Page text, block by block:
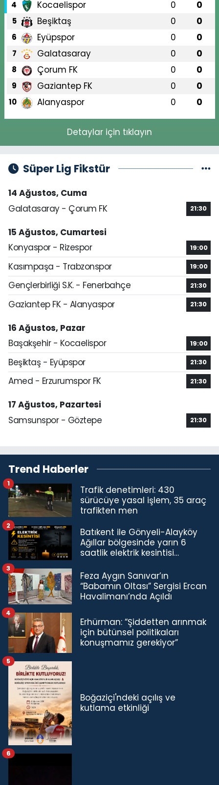
4 Kocaelispor 0 0
5 Beşiktaş 0 0
6 Eyüpspor 0 0
7 Galatasaray 0 0
8 Çorum FK 0 0
9 Gaziantep FK 0 0
10 Alanyaspor 0 0
Detaylar için tıklayın
Süper Lig Fikstür
14 Ağustos, Cuma
Galatasaray - Çorum FK
21:30
15 Ağustos, Cumartesi
Konyaspor - Rizespor
19:00
Kasımpaşa - Trabzonspor 19:00
Gençlerbirliği S.K. - Fenerbahçe 21:30
Gaziantep FK - Alanyaspor 21:30
16 Ağustos, Pazar
Başakşehir - Kocaelispor
19:00
Beşiktaş - Eyüpspor 21:30
Amed - Erzurumspor FK 21:30
17 Ağustos, Pazartesi
Samsunspor - Göztepe
21:30
Trend Haberler
Trafik denetimleri: 430
sürücüye yasal işlem, 35 araç
trafikten men
1
Batıkent ile Gönyeli-Alayköy
Ağıllar bölgesinde yarın 6
saatlik elektrik kesintisi…
2
Feza Aygın Sanıvar’ın
“Babamın Oltası” Sergisi Ercan
Havalimanı’nda Açıldı
3
Erhürman: “Şiddetten arınmak
için bütünsel politikaları
konuşmamız gerekiyor”
4
Boğaziçi'ndeki açılış ve
kutlama etkinliği
5
6